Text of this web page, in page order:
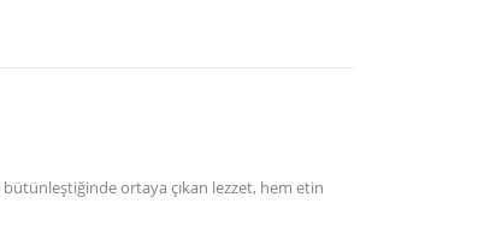
ortaya çıkan lezzet, hem etin